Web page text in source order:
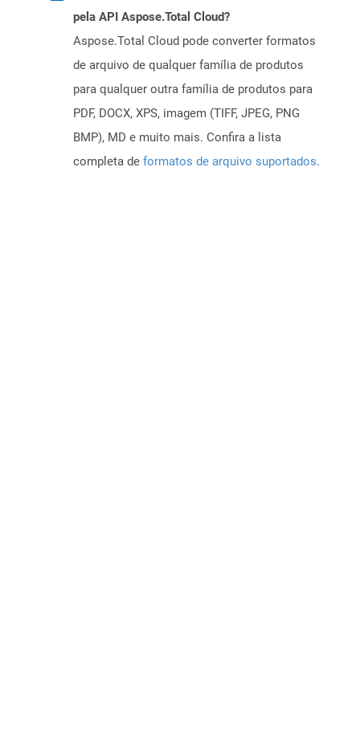
pela API Aspose.Total Cloud?
Aspose.Total Cloud pode converter formatos
de arquivo de qualquer família de produtos
para qualquer outra família de produtos para
PDF, DOCX, XPS, imagem (TIFF, JPEG, PNG
BMP), MD e muito mais. Confira a lista
completa de formatos de arquivo suportados.